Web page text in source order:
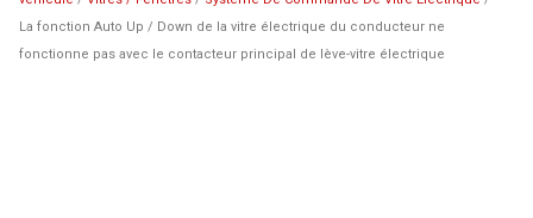
La fonction Auto Up / Down de la vitre électrique du conducteur ne
fonctionne pas avec le contacteur principal de lève-vitre électrique